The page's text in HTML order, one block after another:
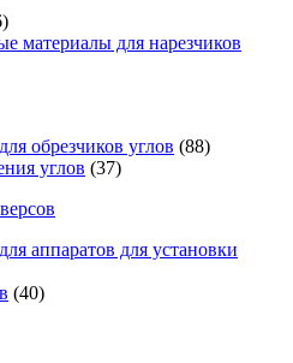
материалы для нарезчиков
обрезчиков углов (88)
углов (37)
аппаратов для установки
(40)